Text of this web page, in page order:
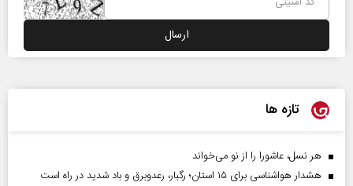
تازه ها
هر نسل، عاشورا را از نو می‌خواند
هشدار هواشناسی برای ۱۵ استان؛ رگبار، رعدوبرق و باد شدید در راه است